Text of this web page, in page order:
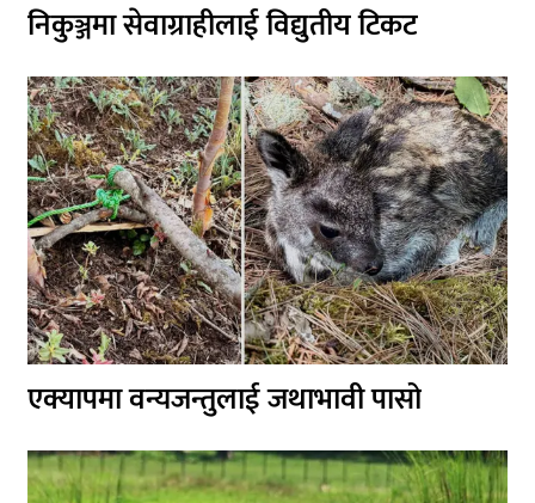
निकुञ्जमा सेवाग्राहीलाई विद्युतीय टिकट
एक्यापमा वन्यजन्तुलाई जथाभावी पासो